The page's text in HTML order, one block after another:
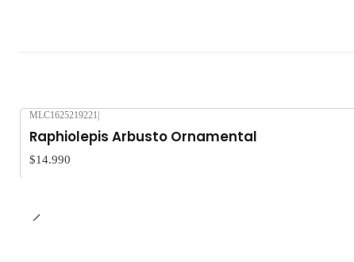
MLC1625219221|
Raphiolepis Arbusto Ornamental
$14.990